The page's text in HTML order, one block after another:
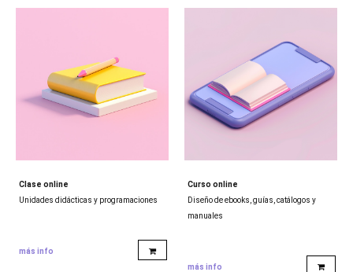
Clase online
Unidades didácticas y programaciones
más info
Curso online
Diseño de ebooks, guías, catálogos y
manuales
más info